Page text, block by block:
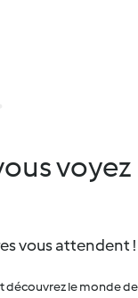
voyez
vous attendent !
découvrez le monde de